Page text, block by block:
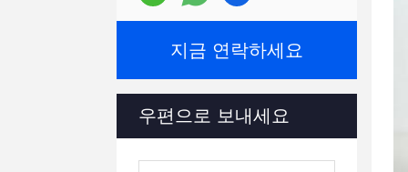
지금 연락하세요
우편으로 보내세요